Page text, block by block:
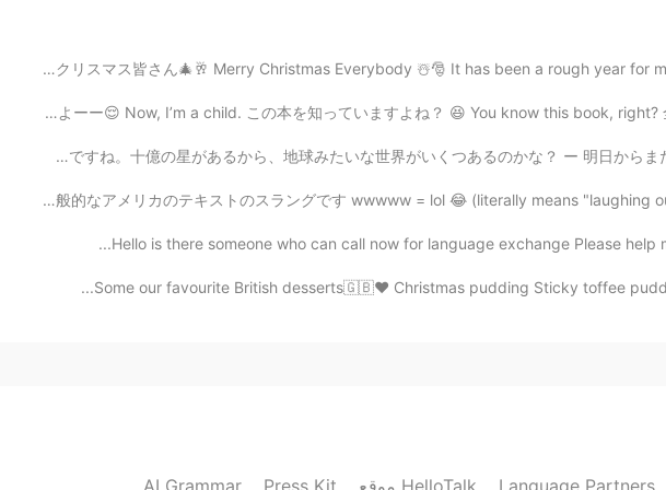
Kyoto is
2020.11.15 12:01
Thank you! We both miss and love
メリークリスマス皆さん🎄🥂 Merry Christmas Everybody ☃️🎅 It has been a rough year for
今、私は子どもでよーー😌 Now, I’m a child. この本を知っていますよね？ 😆 You know this book,
昨夜は星空を見てた。2つの流れ星を見ました！超早かったから望みをできなかった。 太陽は星ですね。十億の星があるから、地球みたいな世界がいくつあるの
これらはいくつかの一般的なアメリカのテキストのスラングです wwwww = lol 😂 (literally means
Hello is there someone who can call now for language exchange Please help
Some our favourite British desserts🇬🇧❤️ Christmas pudding Sticky toffee
AI Grammar Press Kit موقع HelloTalk Language Partners